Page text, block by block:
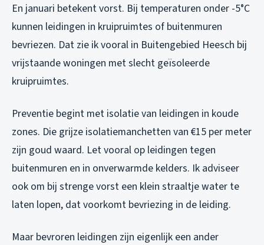
En januari betekent vorst. Bij temperaturen onder -5°C
kunnen leidingen in kruipruimtes of buitenmuren
bevriezen. Dat zie ik vooral in Buitengebied Heesch bij
vrijstaande woningen met slecht geïsoleerde
kruipruimtes.
Preventie begint met isolatie van leidingen in koude
zones. Die grijze isolatiemanchetten van €15 per meter
zijn goud waard. Let vooral op leidingen tegen
buitenmuren en in onverwarmde kelders. Ik adviseer
ook om bij strenge vorst een klein straaltje water te
laten lopen, dat voorkomt bevriezing in de leiding.
Maar bevroren leidingen zijn eigenlijk een ander